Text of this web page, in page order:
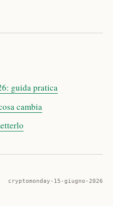
guida pratica
cambia
cryptomonday-15-giugno-2026